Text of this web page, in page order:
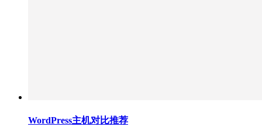
WordPress主机对比推荐